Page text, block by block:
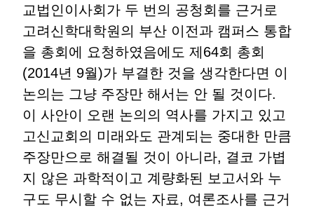
교법인이사회가 두 번의 공청회를 근거로
고려신학대학원의 부산 이전과 캠퍼스 통합
을 총회에 요청하였음에도 제64회 총회
(2014년 9월)가 부결한 것을 생각한다면 이
논의는 그냥 주장만 해서는 안 될 것이다.
이 사안이 오랜 논의의 역사를 가지고 있고
고신교회의 미래와도 관계되는 중대한 만큼
주장만으로 해결될 것이 아니라, 결코 가볍
지 않은 과학적이고 계량화된 보고서와 누
구도 무시할 수 없는 자료, 여론조사를 근거